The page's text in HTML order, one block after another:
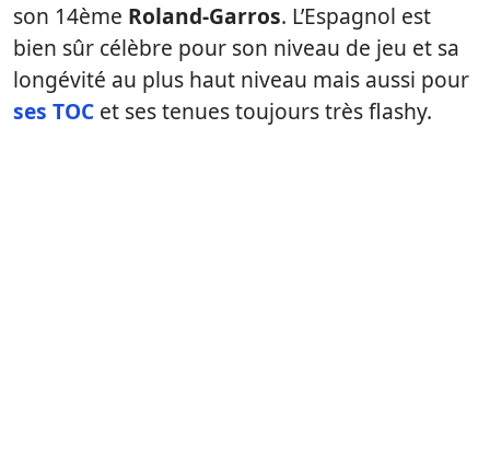
son 14ème Roland-Garros. L’Espagnol est
bien sûr célèbre pour son niveau de jeu et sa
longévité au plus haut niveau mais aussi pour
ses TOC et ses tenues toujours très flashy.